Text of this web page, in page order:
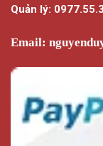
Quản lý:
Email: